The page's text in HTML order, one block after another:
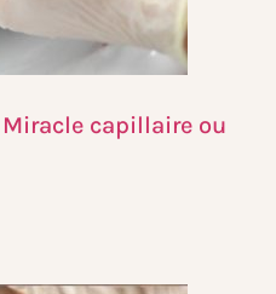
capillaire ou